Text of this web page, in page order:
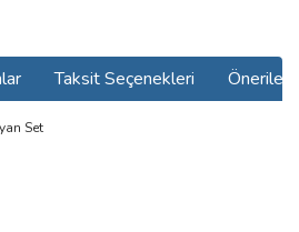
Taksit Seçenekleri
Set